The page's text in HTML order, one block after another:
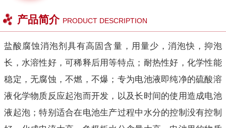
产品简介 PRODUCT DESCRIPTION
盐酸腐蚀消泡剂具有高固含量，用量少，消泡快，抑泡
长，水溶性好，可稀释后用等特点；耐热性好，化学性能
稳定，无腐蚀，不燃，不爆；专为电池液即纯净的硫酸溶
液化学物质反应起泡而开发，以及长时间的使用造成电池
液起泡；特别适合在电池生产过程中水分的控制没有控制